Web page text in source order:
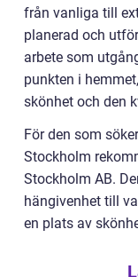
från vanliga till
planerad och
arbete som
punkten i
skönhet och den
För den som
Stockholm
Stockholm AB.
hängivenhet till
en plats av